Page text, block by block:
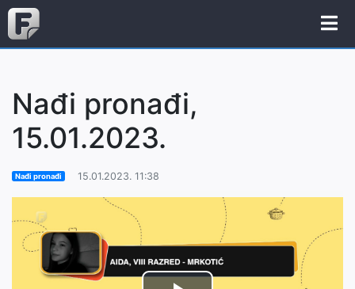
Nađi pronađi,
15.01.2023.
Nađi pronađi 15.01.2023. 11:38